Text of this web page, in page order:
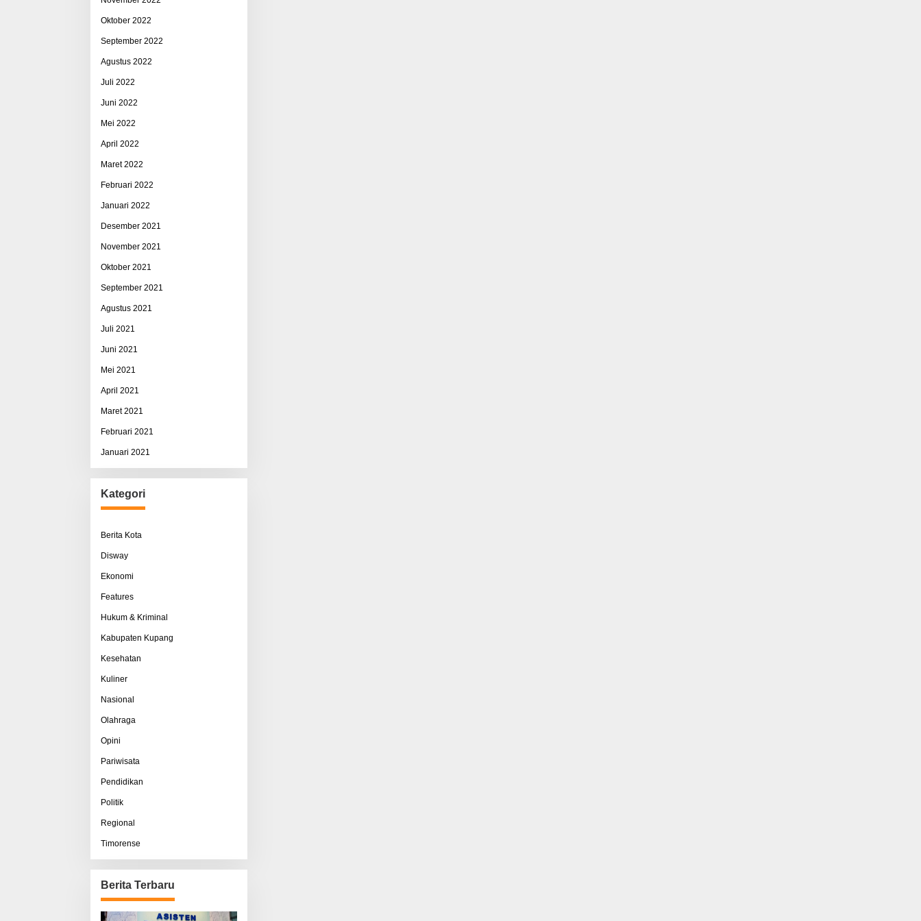
Oktober 2022
September 2022
Agustus 2022
Juli 2022
Juni 2022
Mei 2022
April 2022
Maret 2022
Februari 2022
Januari 2022
Desember 2021
November 2021
Oktober 2021
September 2021
Agustus 2021
Juli 2021
Juni 2021
Mei 2021
April 2021
Maret 2021
Februari 2021
Januari 2021
Kategori
Berita Kota
Disway
Ekonomi
Features
Hukum & Kriminal
Kabupaten Kupang
Kesehatan
Kuliner
Nasional
Olahraga
Opini
Pariwisata
Pendidikan
Politik
Regional
Timorense
Berita Terbaru